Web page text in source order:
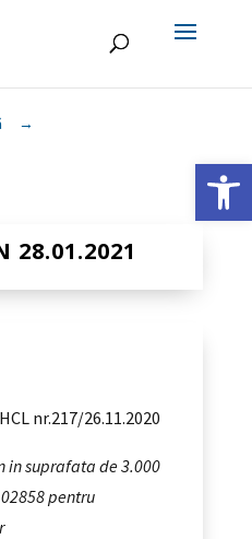
Deschide
→
28.01.2021
nr.217/26.11.2020
in suprafata de 3.000
pentru